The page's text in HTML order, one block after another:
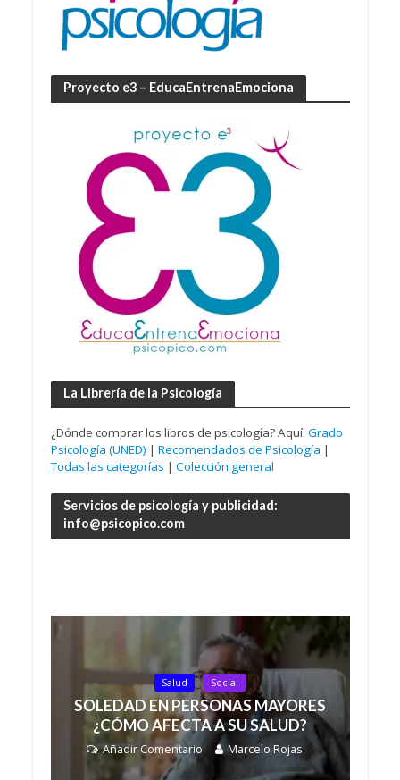
Proyecto e3 – EducaEntrenaEmociona
La Librería de la Psicología
¿Dónde comprar los libros de psicología? Aquí: Grado
Psicología (UNED) | Recomendados de Psicología |
Todas las categorías | Colección general
Servicios de psicología y publicidad:
info@psicopico.com
Salud Social
SOLEDAD EN PERSONAS MAYORES
¿CÓMO AFECTA A SU SALUD?
Añadir Comentario Marcelo Rojas